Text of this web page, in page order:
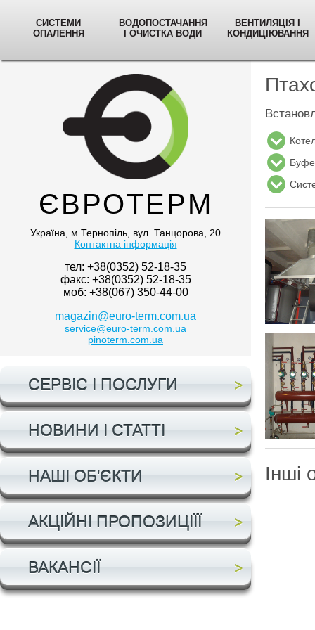
СИСТЕМИ
ОПАЛЕННЯ
ВОДОПОСТАЧАННЯ
І ОЧИСТКА ВОДИ
ВЕНТИЛЯЦІЯ І
КОНДИЦІЮВАННЯ
ЄВРОТЕРМ
Україна, м.Тернопіль, вул. Танцорова, 20
Контактна інформація
тел: +38(0352) 52-18-35
факс: +38(0352) 52-18-35
моб: +38(067) 350-44-00
magazin@euro-term.com.ua
service@euro-term.com.ua
pinoterm.com.ua
СЕРВІС І ПОСЛУГИ
НОВИНИ І СТАТТІ
НАШІ ОБ'ЄКТИ
АКЦІЙНІ ПРОПОЗИЦІЇЇ
ВАКАНСІЇ
Інші